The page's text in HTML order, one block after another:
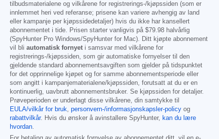
tilbudsmaterialene og vilkårene for registrerings-/kjøpssiden (som er
innlemmet heri ved referanse; prisene kan variere avhengig av land
eller kampanje per kjøpssidedetaljer) hvis du ikke har kansellert
abonnementet i tide. Prisen starter vanligvis på $79.98 halvårlig
(SpyHunter Pro Windows/SpyHunter for Mac). Ditt kjøpte abonnement
vil bli automatisk fornyet i samsvar med vilkårene for
registrerings-/kjøpssiden, som gir automatiske fornyelser til den
gjeldende standard abonnementsavgiften som gjelder på tidspunktet
for det opprinnelige kjøpet og for samme abonnementsperiode eller
som angitt i kampanjematerialene/kjøpssiden, forutsatt at du er en
kontinuerlig, uavbrutt abonnementsbruker. Se kjøpssiden for detaljer.
Prøveperioden er underlagt disse vilkårene, din samtykke til
EULA/vilkår for bruk, personvern-/informasjonskapsler-policy og
rabattvilkår. Hvis du ønsker å avinstallere SpyHunter, kan du lære
hvordan.